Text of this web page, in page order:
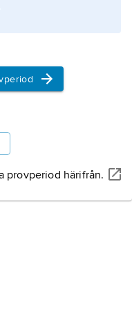
provperiod härifrån.